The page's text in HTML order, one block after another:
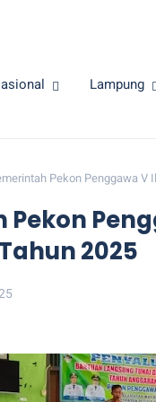
Lampung
Pekon Penggawa V
2025